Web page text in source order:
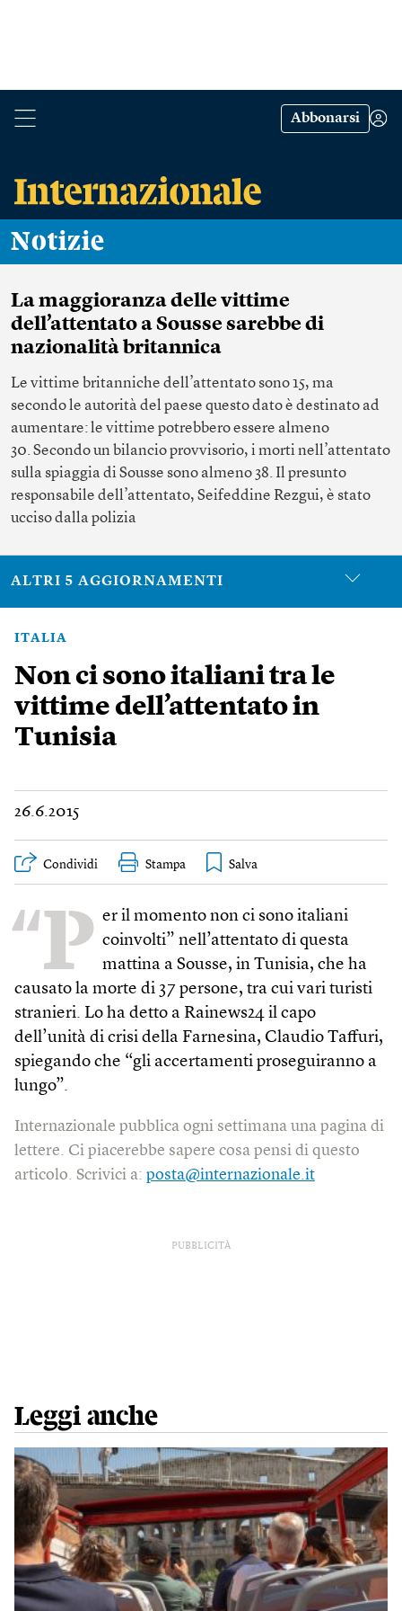
Abbonarsi
Notizie
La maggioranza delle vittime
dell’attentato a Sousse sarebbe di
nazionalità britannica
Le vittime britanniche dell’attentato sono 15, ma
secondo le autorità del paese questo dato è destinato ad
aumentare: le vittime potrebbero essere almeno
30. Secondo un bilancio provvisorio, i morti nell’attentato
sulla spiaggia di Sousse sono almeno 38. Il presunto
responsabile dell’attentato, Seifeddine Rezgui, è stato
ucciso dalla polizia
ALTRI 5 AGGIORNAMENTI
ITALIA
Non ci sono italiani tra le
vittime dell’attentato in
Tunisia
26.6.2015
Condividi Stampa
“P er il momento non ci sono italiani
coinvolti” nell’attentato di questa
mattina a Sousse, in Tunisia, che ha
causato la morte di 37 persone, tra cui vari turisti
stranieri. Lo ha detto a Rainews24 il capo
dell’unità di crisi della Farnesina, Claudio Taffuri,
spiegando che “gli accertamenti proseguiranno a
lungo”.
Internazionale pubblica ogni settimana una pagina di
lettere. Ci piacerebbe sapere cosa pensi di questo
articolo. Scrivici a: posta@internazionale.it
PUBBLICITÀ
Leggi anche